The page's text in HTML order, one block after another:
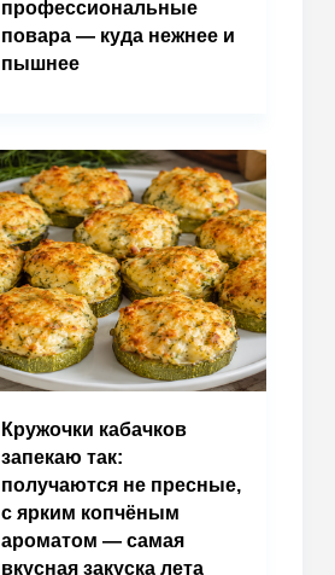
профессиональные
повара — куда нежнее и
пышнее
Кружочки кабачков
запекаю так:
получаются не пресные,
с ярким копчёным
ароматом — самая
вкусная закуска лета